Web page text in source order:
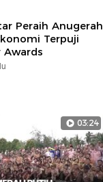
Peraih Anugerah
Terpuji
03:24